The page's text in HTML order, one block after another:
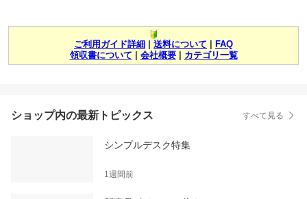
ご利用ガイド詳細 送料について
FAQ
領収書について
会社概要| カテゴリ一覧
ショップ内の最新トピックス すべて見る
シンプルデスク特集
1週間前